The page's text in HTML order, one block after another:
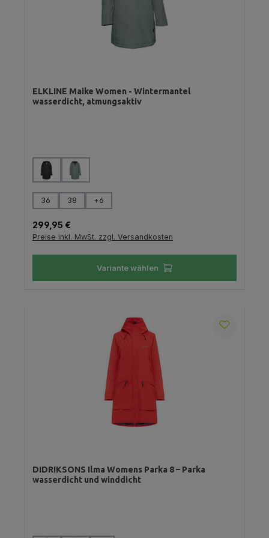
ELKLINE Maike Women - Wintermantel
wasserdicht, atmungsaktiv
Farbe auswählen
Größe auswählen
36 38 +6
Regulärer Preis:
299,95 €
Preise inkl. MwSt. zzgl. Versandkosten
Variante wählen
DIDRIKSONS Ilma Womens Parka 8 – Parka
wasserdicht und winddicht